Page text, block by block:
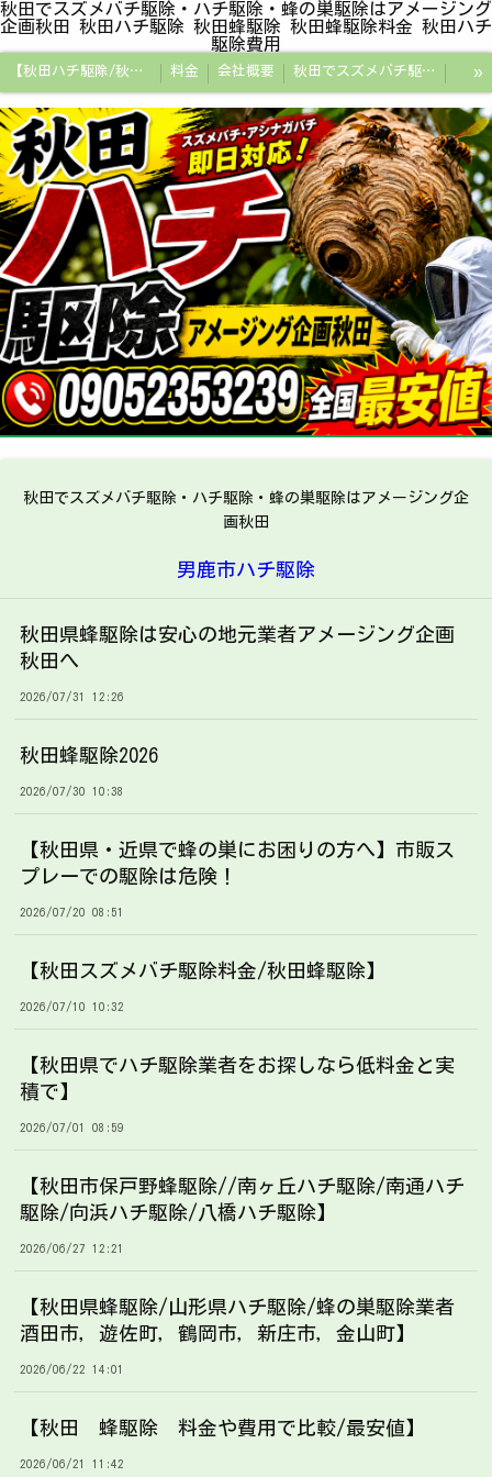
秋田でスズメバチ駆除・ハチ駆除・蜂の巣駆除はアメージング
企画秋田 秋田ハチ駆除 秋田蜂駆除 秋田蜂駆除料金 秋田ハチ
駆除費用
【秋田ハチ駆除/秋田蜂駆除/スズメバチの巣/ハチの巣専門プロ】 料金 会社概要 秋田でスズメバチ駆除・ハチ駆除・蜂の巣駆除はアメージング企画秋田
秋田県の蜂駆除料金・蜂の巣駆除の相場【全国平均と比較】 秋田探偵/秋田県浮気調査/秋田市万引きGメン
秋田便利屋アメージング企画秋田
»
秋田でスズメバチ駆除・ハチ駆除・蜂の巣駆除はアメージング企
画秋田
男鹿市ハチ駆除
秋田県蜂駆除は安心の地元業者アメージング企画
秋田へ
2026/07/31 12:26
秋田蜂駆除2026
2026/07/30 10:38
【秋田県・近県で蜂の巣にお困りの方へ】市販ス
プレーでの駆除は危険！
2026/07/20 08:51
【秋田スズメバチ駆除料金/秋田蜂駆除】
2026/07/10 10:32
【秋田県でハチ駆除業者をお探しなら低料金と実
積で】
2026/07/01 08:59
【秋田市保戸野蜂駆除//南ヶ丘ハチ駆除/南通ハチ
駆除/向浜ハチ駆除/八橋ハチ駆除】
2026/06/27 12:21
【秋田県蜂駆除/山形県ハチ駆除/蜂の巣駆除業者
酒田市，遊佐町，鶴岡市，新庄市，金山町】
2026/06/22 14:01
【秋田 蜂駆除 料金や費用で比較/最安値】
2026/06/21 11:42